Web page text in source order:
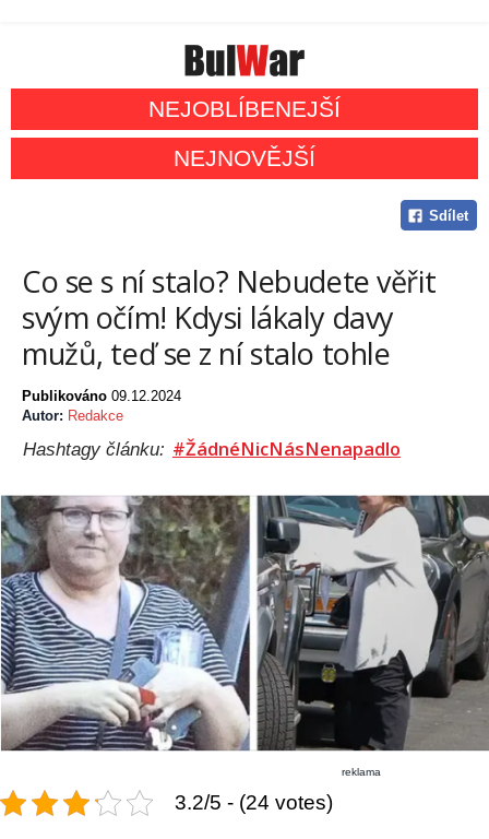
NEJOBLÍBENEJŠÍ
NEJNOVĚJŠÍ
Sdílet
Co se s ní stalo? Nebudete věřit
svým očím! Kdysi lákaly davy
mužů, teď se z ní stalo tohle
Publikováno 09.12.2024
Autor: Redakce
Hashtagy článku: #ŽádnéNicNásNenapadlo
reklama
3.2/5 - (24 votes)